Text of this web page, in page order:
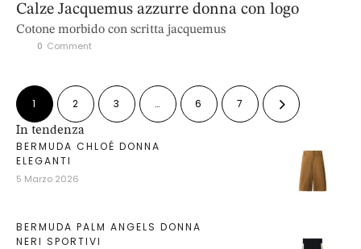
Calze Jacquemus azzurre donna con logo
Cotone morbido con scritta jacquemus
0 Comment
1 2 3 … 6 7
In tendenza
BERMUDA CHLOÉ DONNA
ELEGANTI
5 Marzo 2026
BERMUDA PALM ANGELS DONNA
NERI SPORTIVI